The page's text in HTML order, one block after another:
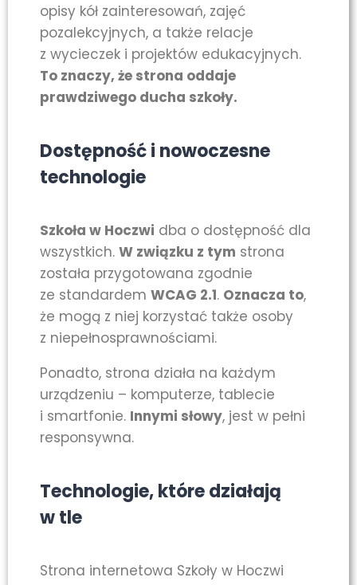
opisy kół zainteresowań, zajęć
pozalekcyjnych, a także relacje
z wycieczek i projektów edukacyjnych.
To znaczy, że strona oddaje
prawdziwego ducha szkoły.
Dostępność i nowoczesne
technologie
Szkoła w Hoczwi dba o dostępność dla
wszystkich. W związku z tym strona
została przygotowana zgodnie
ze standardem WCAG 2.1. Oznacza to,
że mogą z niej korzystać także osoby
z niepełnosprawnościami.
Ponadto, strona działa na każdym
urządzeniu – komputerze, tablecie
i smartfonie. Innymi słowy, jest w pełni
responsywna.
Technologie, które działają
w tle
Strona internetowa Szkoły w Hoczwi